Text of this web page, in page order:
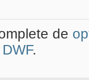
de
.